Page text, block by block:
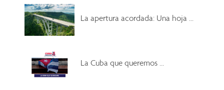
La apertura acordada: Una hoja ...
La Cuba que queremos ...